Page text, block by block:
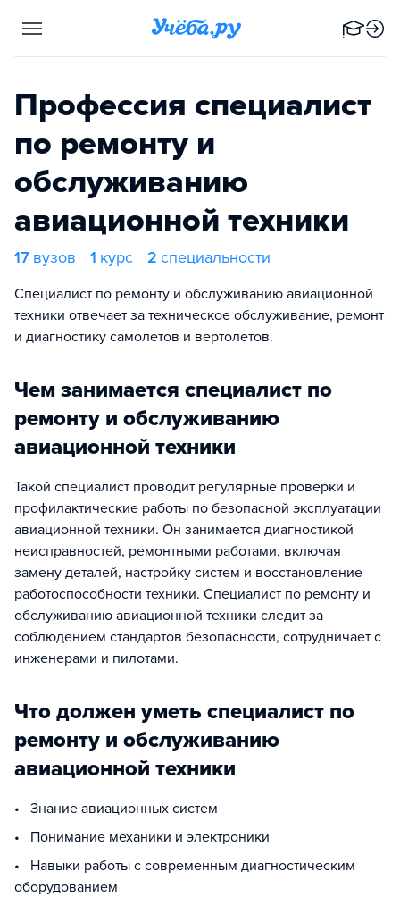
Профессия специалист
по ремонту и
обслуживанию
авиационной техники
17 вузов 1 курс 2 специальности
Специалист по ремонту и обслуживанию авиационной
техники отвечает за техническое обслуживание, ремонт
и диагностику самолетов и вертолетов.
Чем занимается специалист по
ремонту и обслуживанию
авиационной техники
Такой специалист проводит регулярные проверки и
профилактические работы по безопасной эксплуатации
авиационной техники. Он занимается диагностикой
неисправностей, ремонтными работами, включая
замену деталей, настройку систем и восстановление
работоспособности техники. Специалист по ремонту и
обслуживанию авиационной техники следит за
соблюдением стандартов безопасности, сотрудничает с
инженерами и пилотами.
Что должен уметь специалист по
ремонту и обслуживанию
авиационной техники
• Знание авиационных систем
• Понимание механики и электроники
• Навыки работы с современным диагностическим
оборудованием